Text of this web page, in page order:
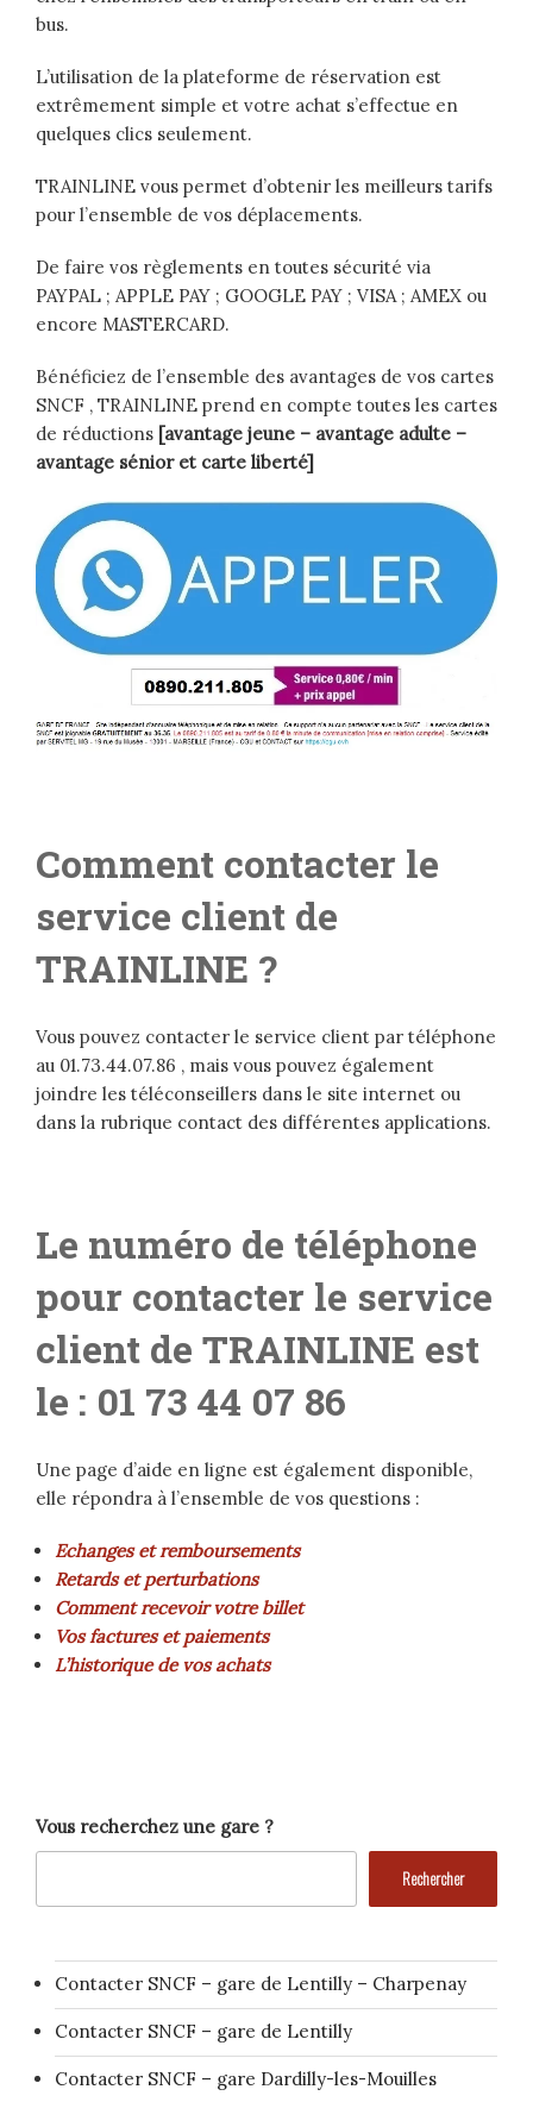
bus.
L’utilisation de la plateforme de réservation est
extrêmement simple et votre achat s’effectue en
quelques clics seulement.
TRAINLINE vous permet d’obtenir les meilleurs tarifs
pour l’ensemble de vos déplacements.
De faire vos règlements en toutes sécurité via
PAYPAL ; APPLE PAY ; GOOGLE PAY ; VISA ; AMEX ou
encore MASTERCARD.
Bénéficiez de l’ensemble des avantages de vos cartes
SNCF , TRAINLINE prend en compte toutes les cartes
de réductions [avantage jeune – avantage adulte –
avantage sénior et carte liberté]
Comment contacter le
service client de
TRAINLINE ?
Vous pouvez contacter le service client par téléphone
au 01.73.44.07.86 , mais vous pouvez également
joindre les téléconseillers dans le site internet ou
dans la rubrique contact des différentes applications.
Le numéro de téléphone
pour contacter le service
client de TRAINLINE est
le : 01 73 44 07 86
Une page d’aide en ligne est également disponible,
elle répondra à l’ensemble de vos questions :
Echanges et remboursements
Retards et perturbations
Comment recevoir votre billet
Vos factures et paiements
L’historique de vos achats
Vous recherchez une gare ?
Rechercher
Contacter SNCF – gare de Lentilly – Charpenay
Contacter SNCF – gare de Lentilly
Contacter SNCF – gare Dardilly-les-Mouilles